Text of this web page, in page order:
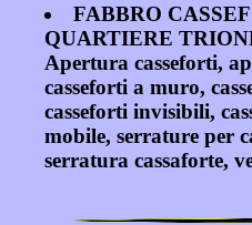
FABBRO
QUARTIERE
Apertura casseforti,
casseforti a muro,
casseforti invisibili,
mobile, serrature per
serratura cassaforte,